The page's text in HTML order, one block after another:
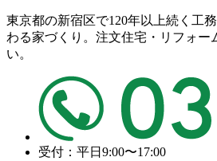
東京都の新宿区で120年以上続く工
わる家づくり。注文住宅・リフォー
い。
受付：平日9:00〜17:00